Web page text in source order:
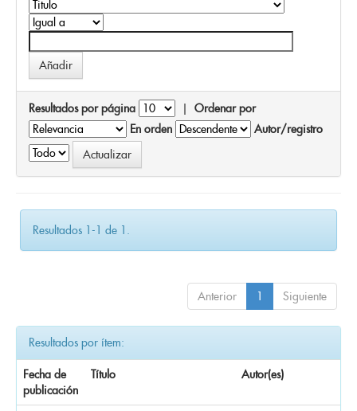
Resultados por página | Ordenar por
En orden
Autor/registro
Resultados 1-1 de 1.
Anterior 1 Siguiente
Resultados por ítem:
Fecha de
publicación
Título Autor(es)